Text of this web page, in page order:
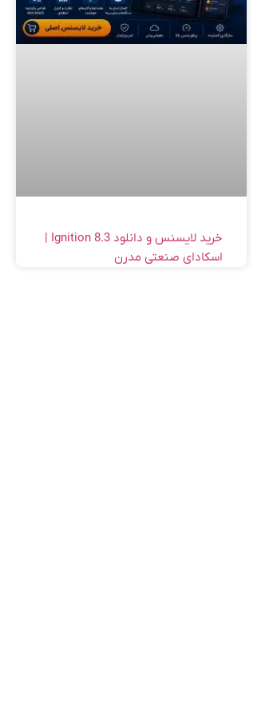
خرید لایسنس و دانلود Ignition 8.3 |
اسکادای صنعتی مدرن